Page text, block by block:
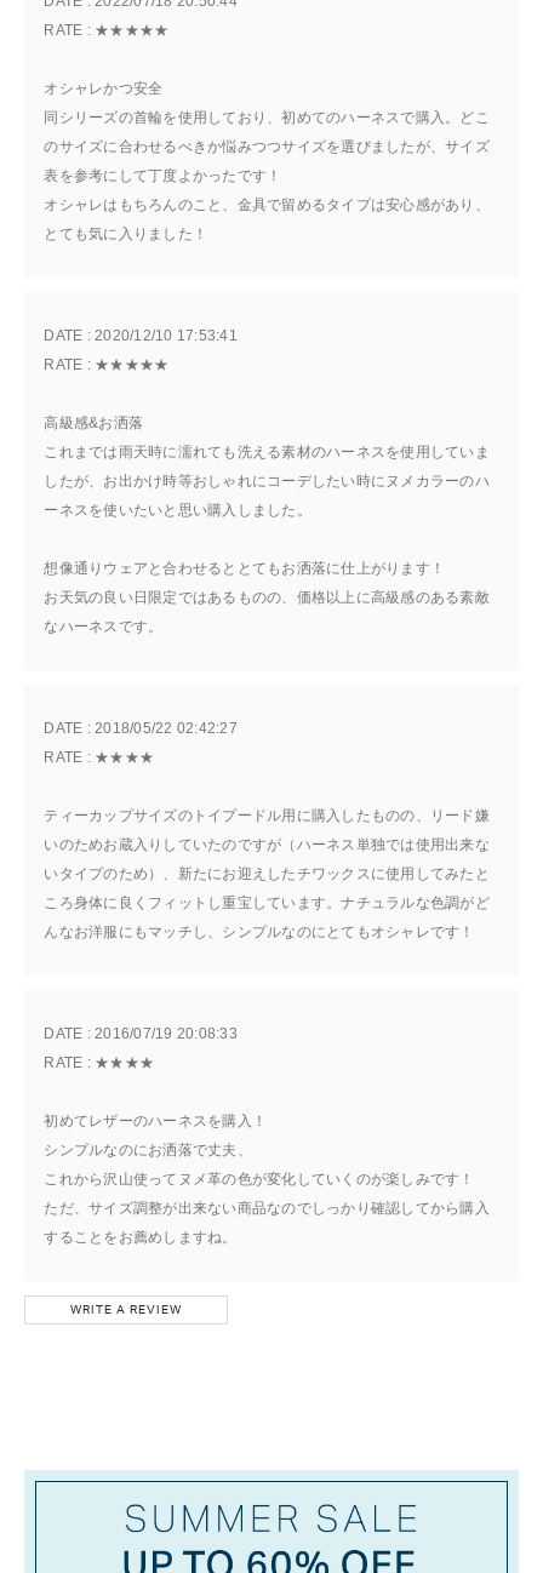
オシャレかつ安全
RATE : ★★★★★
同シリーズの首輪を使用しており、初めてのハーネスで購入。どこ
のサイズに合わせるべきか悩みつつサイズを選びましたが、サイズ
表を参考にして丁度よかったです！
オシャレはもちろんのこと、金具で留めるタイプは安心感があり、
とても気に入りました！
高級感&お洒落
DATE : 2020/12/10 17:53:41
RATE : ★★★★★
これまでは雨天時に濡れても洗える素材のハーネスを使用していま
したが、お出かけ時等おしゃれにコーデしたい時にヌメカラーのハ
ーネスを使いたいと思い購入しました。
想像通りウェアと合わせるととてもお洒落に仕上がります！
お天気の良い日限定ではあるものの、価格以上に高級感のある素敵
なハーネスです。
DATE : 2018/05/22 02:42:27
RATE : ★★★★
ティーカップサイズのトイプードル用に購入したものの、リード嫌
いのためお蔵入りしていたのですが（ハーネス単独では使用出来な
いタイプのため）、新たにお迎えしたチワックスに使用してみたと
ころ身体に良くフィットし重宝しています。ナチュラルな色調がど
んなお洋服にもマッチし、シンプルなのにとてもオシャレです！
DATE : 2016/07/19 20:08:33
RATE : ★★★★
初めてレザーのハーネスを購入！
シンプルなのにお洒落で丈夫、
これから沢山使ってヌメ革の色が変化していくのが楽しみです！
ただ、サイズ調整が出来ない商品なのでしっかり確認してから購入
することをお薦めしますね。
WRITE A REVIEW